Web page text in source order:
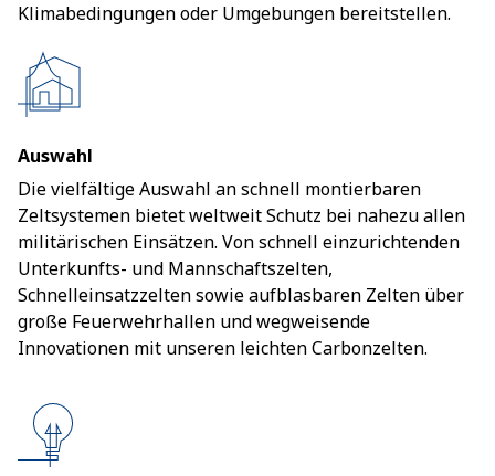
Klimabedingungen oder Umgebungen bereitstellen.
Auswahl
Die vielfältige Auswahl an schnell montierbaren
Zeltsystemen bietet weltweit Schutz bei nahezu allen
militärischen Einsätzen. Von schnell einzurichtenden
Unterkunfts- und Mannschaftszelten,
Schnelleinsatzzelten sowie aufblasbaren Zelten über
große Feuerwehrhallen und wegweisende
Innovationen mit unseren leichten Carbonzelten.